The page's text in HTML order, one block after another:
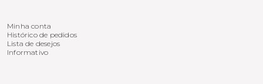
Minha conta
Histórico de pedidos
Lista de desejos
Informativo